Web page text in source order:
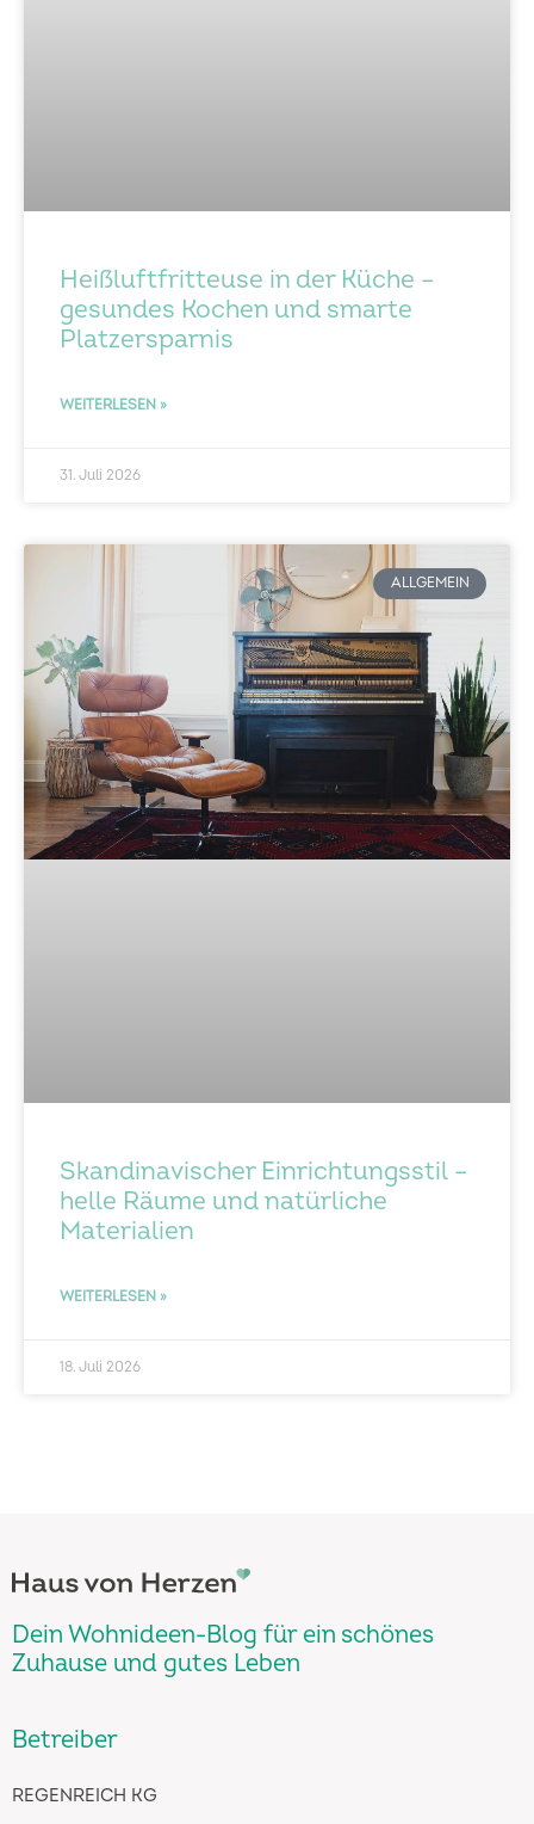
Heißluftfritteuse in der Küche –
gesundes Kochen und smarte
Platzersparnis
WEITERLESEN »
31. Juli 2026
ALLGEMEIN
Skandinavischer Einrichtungsstil –
helle Räume und natürliche
Materialien
WEITERLESEN »
18. Juli 2026
Dein Wohnideen-Blog für ein schönes
Zuhause und gutes Leben
Betreiber
REGENREICH KG